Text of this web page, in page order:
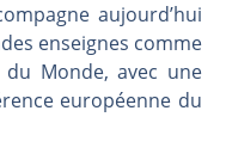
aujourd’hui
enseignes comme
du Monde, avec une
européenne du